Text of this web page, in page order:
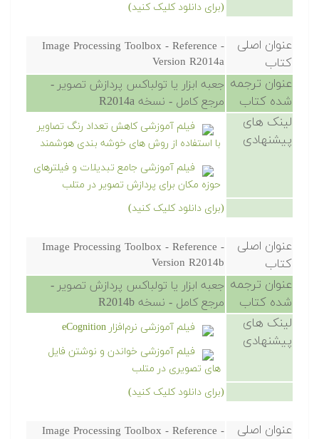
(برای دانلود کلیک کنید)
عنوان اصلی
کتاب
Image Processing Toolbox - Reference -
Version R2014a
عنوان ترجمه
شده کتاب
جعبه ابزار یا تولباکس پردازش تصویر -
مرجع کامل - نسخه R2014a
لینک های
پیشنهادی
فیلم آموزشی کاهش تعداد رنگ تصاویر
با استفاده از روش های خوشه بندی هوشمند
فیلم آموزشی جامع تبدیلات و فیلترهای
حوزه مکان برای پردازش تصویر در متلب
(برای دانلود کلیک کنید)
عنوان اصلی
کتاب
Image Processing Toolbox - Reference -
Version R2014b
عنوان ترجمه
شده کتاب
جعبه ابزار یا تولباکس پردازش تصویر -
مرجع کامل - نسخه R2014b
لینک های
پیشنهادی
فیلم آموزشی نرم‌افزار eCognition
فیلم آموزشی خواندن و نوشتن فایل
های تصویری در متلب
(برای دانلود کلیک کنید)
عنوان اصلی
Image Processing Toolbox - Reference -